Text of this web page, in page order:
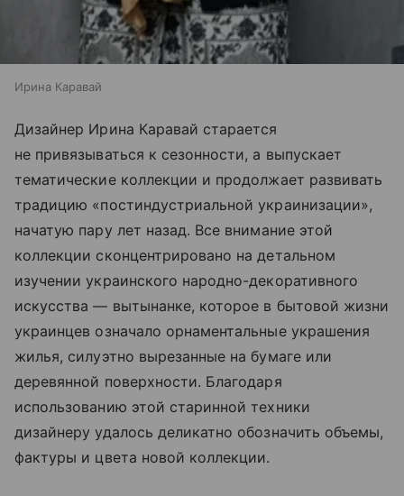
Ирина Каравай
Дизайнер Ирина Каравай старается
не привязываться к сезонности, а выпускает
тематические коллекции и продолжает развивать
традицию «постиндустриальной украинизации»,
начатую пару лет назад. Все внимание этой
коллекции сконцентрировано на детальном
изучении украинского народно-декоративного
искусства — вытынанке, которое в бытовой жизни
украинцев означало орнаментальные украшения
жилья, силуэтно вырезанные на бумаге или
деревянной поверхности. Благодаря
использованию этой старинной техники
дизайнеру удалось деликатно обозначить объемы,
фактуры и цвета новой коллекции.